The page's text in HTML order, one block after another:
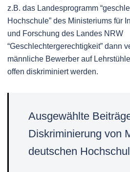
z.B. das Landesprogramm
Hochschule” des Ministeriums für
und Forschung des Landes NRW
“Geschlechtergerechtigkeit” dann
männliche Bewerber auf
offen diskriminiert werden.
Ausgewählte
Diskriminierung von
deutschen